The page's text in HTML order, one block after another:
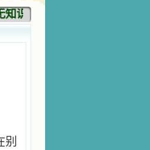
识而灭亡。你弃掉知识，我
别